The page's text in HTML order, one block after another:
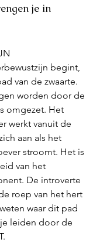
je in
begint,
van de zwaarte.
worden door de
omgezet. Het
werkt vanuit de
aan als het
stroomt. Het is
van het
De introverte
roep van het hert
waar dit pad
leiden door de